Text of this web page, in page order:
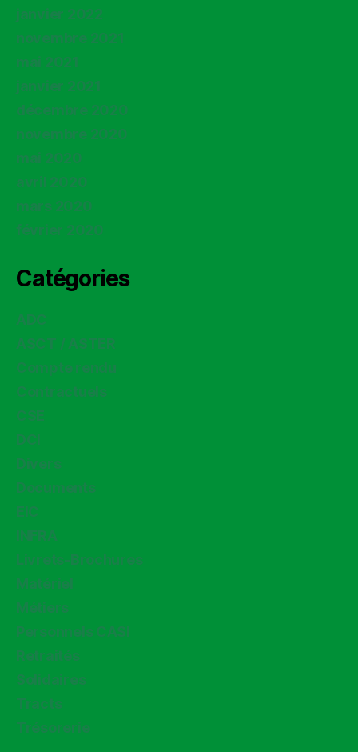
janvier 2022
novembre 2021
mai 2021
janvier 2021
décembre 2020
novembre 2020
mai 2020
avril 2020
mars 2020
février 2020
Catégories
ADC
ASCT / ASTER
Compte rendu
Contractuels
CSE
DCI
Divers
Documents
EIC
INFRA
Livrets-Brochures
Matériel
Métiers
Personnels CASI
Retraités
Solidaires
Tracts
Trésorerie